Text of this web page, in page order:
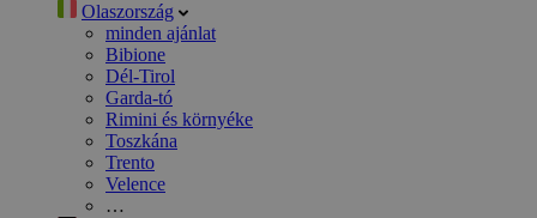
Olaszország
minden ajánlat
Bibione
Dél-Tirol
Garda-tó
Rimini és környéke
Toszkána
Trento
Velence
…